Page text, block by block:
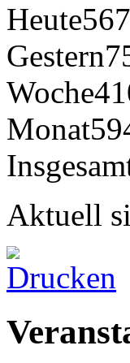
Heute567
Gestern
Woche
Monat
Aktuell